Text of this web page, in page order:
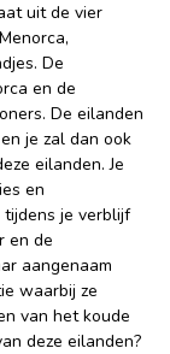
uit de vier
De
en de
De eilanden
je zal dan ook
eilanden. Je
en
tijdens je verblijf
en de
aangenaam
waarbij ze
van het koude
deze eilanden?